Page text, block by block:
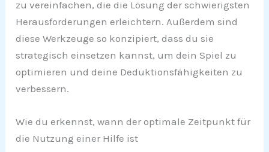
zu vereinfachen, die die Lösung der schwierigsten
Herausforderungen erleichtern. Außerdem sind
diese Werkzeuge so konzipiert, dass du sie
strategisch einsetzen kannst, um dein Spiel zu
optimieren und deine Deduktionsfähigkeiten zu
verbessern.
Wie du erkennst, wann der optimale Zeitpunkt für
die Nutzung einer Hilfe ist